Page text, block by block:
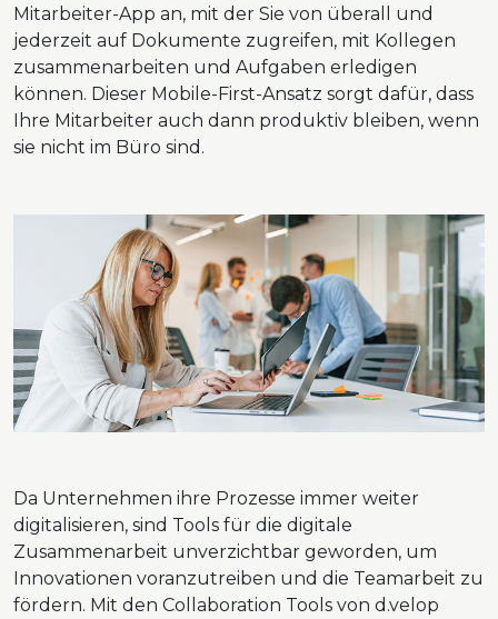
Mitarbeiter-App an, mit der Sie von überall und
jederzeit auf Dokumente zugreifen, mit Kollegen
zusammenarbeiten und Aufgaben erledigen
können. Dieser Mobile-First-Ansatz sorgt dafür, dass
Ihre Mitarbeiter auch dann produktiv bleiben, wenn
sie nicht im Büro sind.
Da Unternehmen ihre Prozesse immer weiter
digitalisieren, sind Tools für die digitale
Zusammenarbeit unverzichtbar geworden, um
Innovationen voranzutreiben und die Teamarbeit zu
fördern. Mit den Collaboration Tools von d.velop